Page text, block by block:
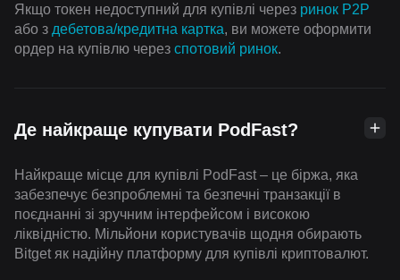
Якщо токен недоступний для купівлі через ринок P2P
або з дебетова/кредитна картка, ви можете оформити
ордер на купівлю через спотовий ринок.
Де найкраще купувати PodFast?
Найкраще місце для купівлі PodFast – це біржа, яка
забезпечує безпроблемні та безпечні транзакції в
поєднанні зі зручним інтерфейсом і високою
ліквідністю. Мільйони користувачів щодня обирають
Bitget як надійну платформу для купівлі криптовалют.